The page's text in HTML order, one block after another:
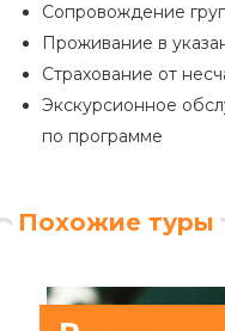
Сопровождение
Проживание в
Страхование от
Экскурсионное
по программе
Похожие туры